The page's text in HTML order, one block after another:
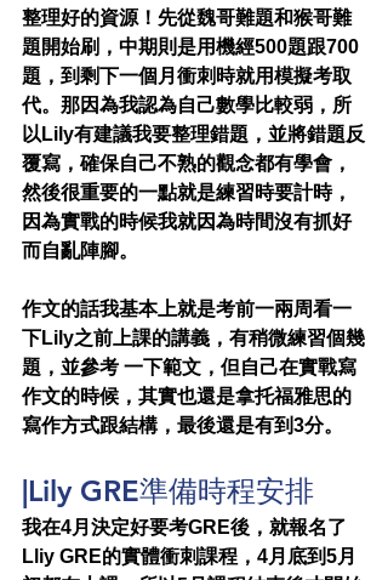
整理好的資源！先從魏哥難題和猴哥難
題開始刷，中期則是用機經500題跟700
題，到剩下一個月衝刺時就用模擬考取
代。那因為我認為自己數學比較弱，所
以Lily有建議我要整理錯題，並將錯題反
覆寫，確保自己不熟的觀念都有學會，
然後很重要的一點就是練習時要計時，
因為實戰的時候我就因為時間沒有抓好
而自亂陣腳。
作文的話我基本上就是考前一兩周看一
下Lily之前上課的講義，有稍微練習個幾
題，並參考 一下範文，但自己在實戰寫
作文的時候，其實也還是拿托福雅思的
寫作方式跟結構，最後還是有到3分。
|Lily GRE準備時程安排
我在4月決定好要考GRE後，就報名了
Lliy GRE的實體衝刺課程，4月底到5月